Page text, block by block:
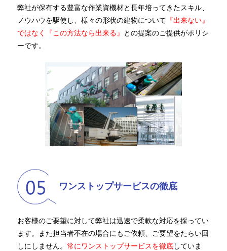
弊社が保有する豊富な作業資機材と長年培ってきたスキル、
ノウハウを駆使し、様々の形状の建物について 『出来ない』
ではなく『この方法なら出来る』 との提案のご提供がポリシ
ーです。
ワンストップサービスの徹底
お客様のご要望に対して弊社は迅速で柔軟な対応を採ってい
ます。また担当者不在の場合にもご依頼、ご要望をたらい回
しにしません。常にワンストップサービスを徹底していま